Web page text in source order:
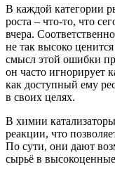
В каждой категории
роста – что-то, что
вчера.
не так высоко
смысл этой ошибки
он часто игнорирует
как доступный ему
в своих целях.
В химии
реакции, что
По сути, они дают
сырьё в